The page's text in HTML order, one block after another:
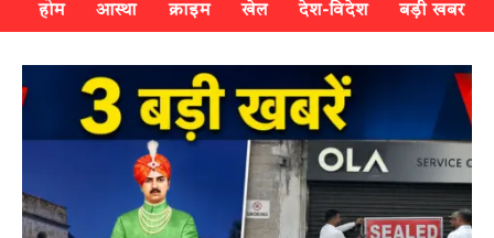
होम आस्था क्राइम खेल देश-विदेश बड़ी खबर